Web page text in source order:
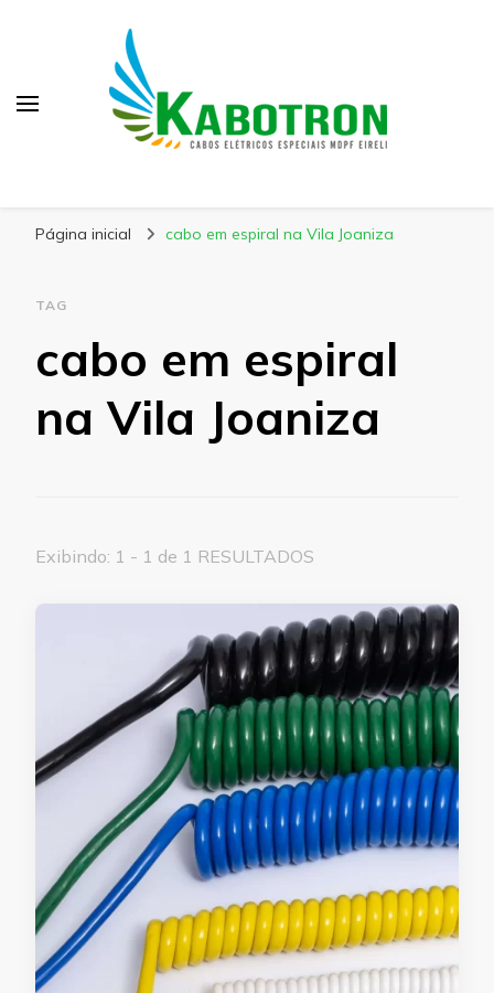
Página inicial cabo em espiral na Vila Joaniza
TAG
cabo em espiral
na Vila Joaniza
Exibindo: 1 - 1 de 1 RESULTADOS